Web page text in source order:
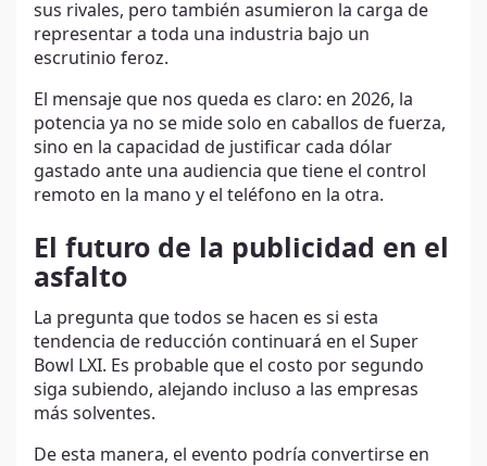
sus rivales, pero también asumieron la carga de
representar a toda una industria bajo un
escrutinio feroz.
El mensaje que nos queda es claro: en 2026, la
potencia ya no se mide solo en caballos de fuerza,
sino en la capacidad de justificar cada dólar
gastado ante una audiencia que tiene el control
remoto en la mano y el teléfono en la otra.
El futuro de la publicidad en el
asfalto
La pregunta que todos se hacen es si esta
tendencia de reducción continuará en el Super
Bowl LXI. Es probable que el costo por segundo
siga subiendo, alejando incluso a las empresas
más solventes.
De esta manera, el evento podría convertirse en